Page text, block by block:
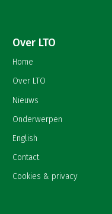
Over LTO
Home
Over LTO
Nieuws
Onderwerpen
English
Contact
Cookies & privacy